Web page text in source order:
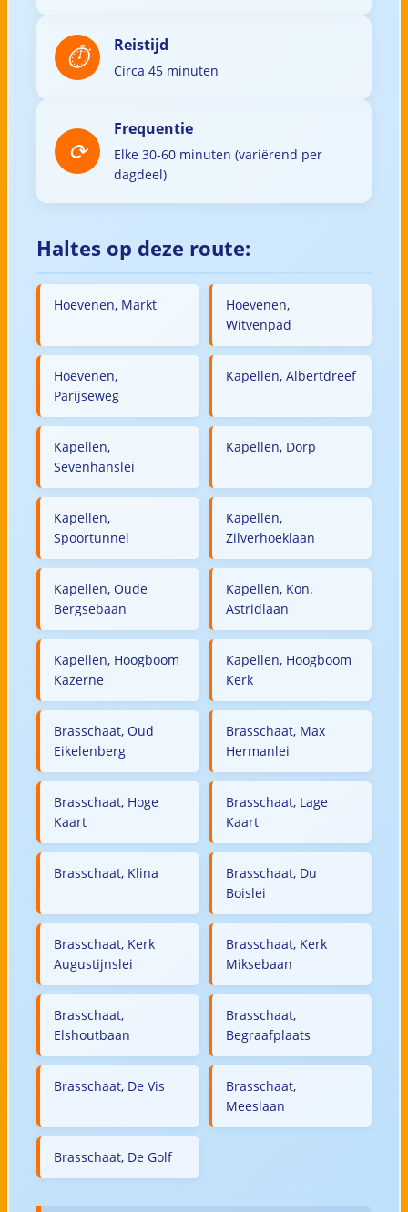
Reistijd
Circa 45 minuten
Frequentie
Elke 30-60 minuten (variërend per
dagdeel)
Haltes op deze route:
Hoevenen, Markt
Hoevenen,
Witvenpad
Hoevenen,
Parijseweg
Kapellen, Albertdreef
Kapellen,
Sevenhanslei
Kapellen, Dorp
Kapellen,
Spoortunnel
Kapellen,
Zilverhoeklaan
Kapellen, Oude
Bergsebaan
Kapellen, Kon.
Astridlaan
Kapellen, Hoogboom
Kazerne
Kapellen, Hoogboom
Kerk
Brasschaat, Oud
Eikelenberg
Brasschaat, Max
Hermanlei
Brasschaat, Hoge
Kaart
Brasschaat, Lage
Kaart
Brasschaat, Klina
Brasschaat, Du
Boislei
Brasschaat, Kerk
Augustijnslei
Brasschaat, Kerk
Miksebaan
Brasschaat,
Elshoutbaan
Brasschaat,
Begraafplaats
Brasschaat, De Vis
Brasschaat,
Meeslaan
Brasschaat, De Golf